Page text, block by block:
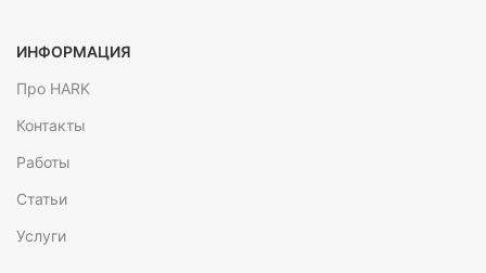
ИНФОРМАЦИЯ
Про HARK
Контакты
Работы
Статьи
Услуги